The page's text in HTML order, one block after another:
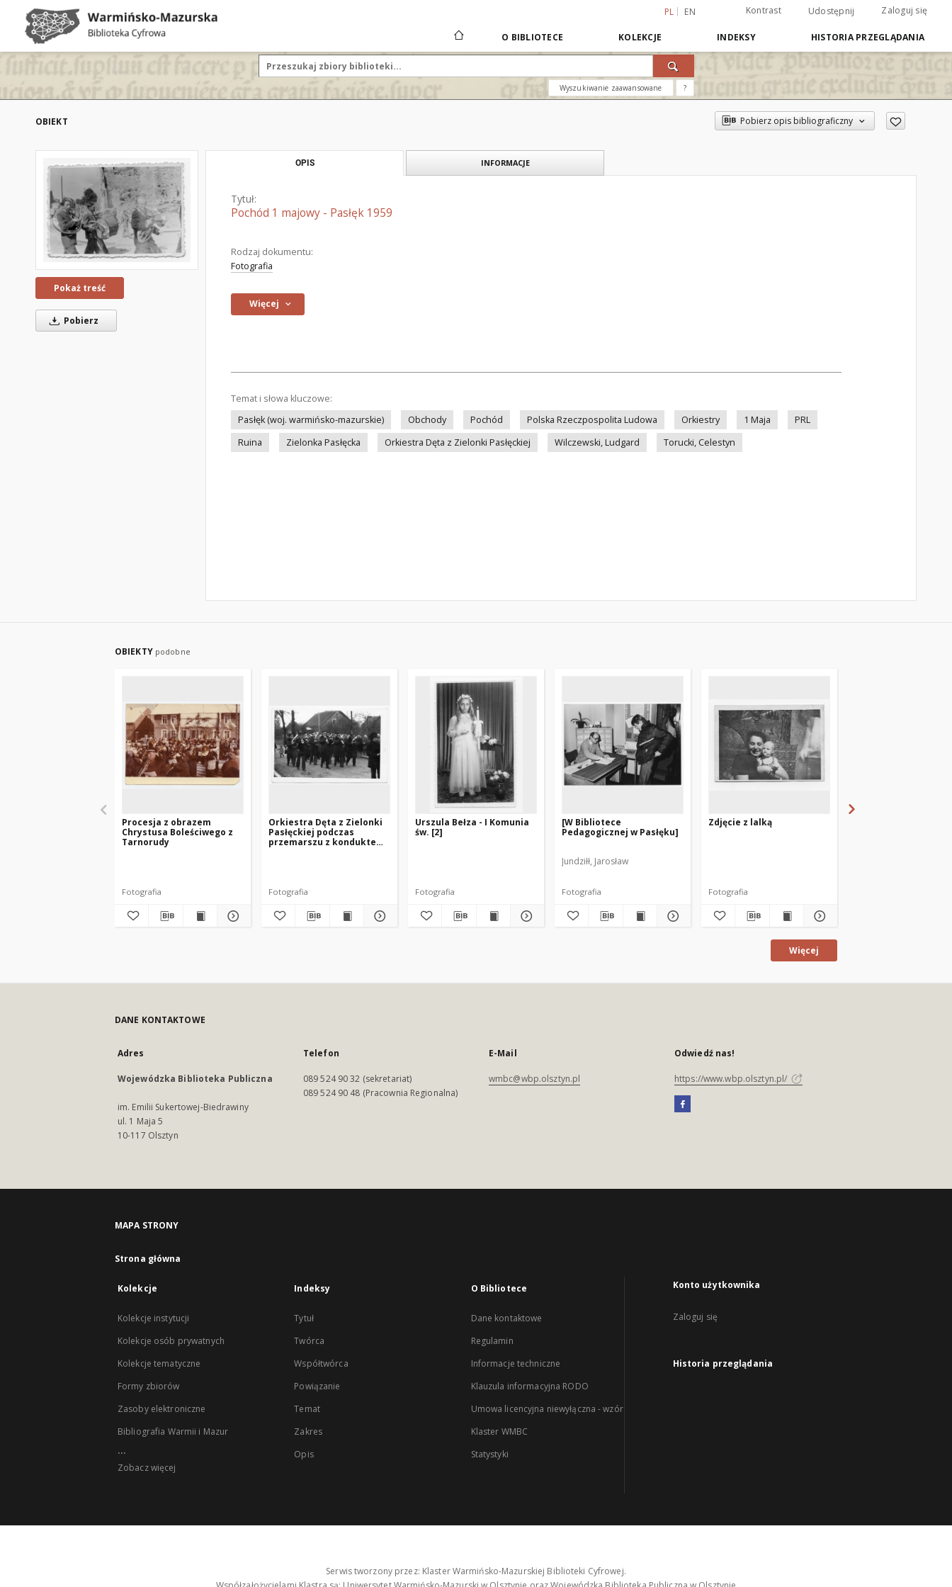
PL EN Kontrast Udostępnij Zaloguj się
O BIBLIOTECE KOLEKCJE INDEKSY HISTORIA PRZEGLĄDANIA
Wyszukiwanie zaawansowane ?
OBIEKT Pobierz opis bibliograficzny
Pokaż treść
Pobierz
OPIS INFORMACJE
Tytuł:
Pochód 1 majowy - Pasłęk 1959
Rodzaj dokumentu:
Fotografia
Więcej
Temat i słowa kluczowe:
Pasłęk (woj. warmińsko-mazurskie)
Obchody Pochód Polska Rzeczpospolita Ludowa Orkiestry 1 Maja
PRL
Ruina
Zielonka Pasłęcka Orkiestra Dęta z Zielonki Pasłęckiej Wilczewski, Ludgard Torucki, Celestyn
OBIEKTY podobne
Procesja z obrazem
Chrystusa Boleściwego z
Tarnorudy
Fotografia
Orkiestra Dęta z Zielonki
Pasłęckiej podczas
przemarszu z konduktem
Fotografia
Urszula Bełza - I Komunia
św. [2]
Fotografia
[W Bibliotece
Pedagogicznej w Pasłęku]
Jundziłł, Jarosław
Fotografia
Zdjęcie z lalką
Fotografia
Więcej
DANE KONTAKTOWE
Adres
Wojewódzka Biblioteka Publiczna
im. Emilii Sukertowej-Biedrawiny
ul. 1 Maja 5
10-117 Olsztyn
Telefon
089 524 90 32 (sekretariat)
089 524 90 48 (Pracownia Regionalna)
E-Mail
wmbc@wbp.olsztyn.pl
Odwiedź nas!
https://www.wbp.olsztyn.pl/
MAPA STRONY
Strona główna
Kolekcje
Kolekcje instytucji
Kolekcje osób prywatnych
Kolekcje tematyczne
Formy zbiorów
Zasoby elektroniczne
Bibliografia Warmii i Mazur
...
Zobacz więcej
Indeksy
Tytuł
Twórca
Współtwórca
Powiązanie
Temat
Zakres
Opis
O Bibliotece
Dane kontaktowe
Regulamin
Informacje techniczne
Klauzula informacyjna RODO
Umowa licencyjna niewyłączna - wzór
Klaster WMBC
Statystyki
Konto użytkownika
Zaloguj się
Historia przeglądania
Serwis tworzony przez: Klaster Warmińsko-Mazurskiej Biblioteki Cyfrowej.